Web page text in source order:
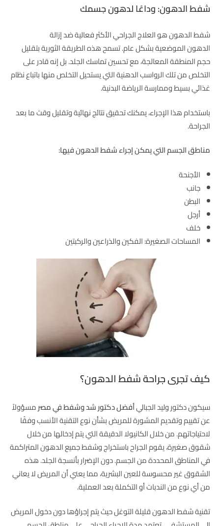
شفط الدهون: وداعًا لدهون جسمك
شفط الدهون هو العلاج الجراحي الأكثر فعالية ضد إزالة
الدهون الموضعية بشكل عام. تسمح هذه الطريقة الثورية بتقليل
حجم المنطقة المعالجة، مع تحسين تماسك الجلد. بل إنه قادر على
التخلص من تلك الرواسب الدهنية التي يستحيل التخلص منها باتباع نظام
غذائي بسيط وممارسة الرياضة البدنية.
باستخدام هذا الإجراء، يمكنك تحقيق نتائج نهائية وتقليل وقت ما بعد
الجراحة.
مناطق الجسم التي يمكن إجراء شفط الدهون فيها:
الأجنحة
جانب
البطن
أرجل
خلف
المساحات الصغيرة: الفكين والذراعين والركبتين
كيف تجرى جراحة شفط الدهون؟
سيكون دكتور وليد الجباليأفضل دكتور شد وشفط في مصرمسؤولاً
عن تقييم وتقديم المشورة للمريض بشأن نوع التقنية الأنسب وفقًا
لاحتياجاتهم. من خلال الكانيولا الدقيقة التي يتم إدخالها من خلال
شقوق صغيرة، يقوم الجراح باستخراج وشفط جميع الدهون المتراكمة
في المناطق المحددة من الجسم. دون الإضرار بأنسجة الجلد. هذه
الشقوق غير محسوسة للعين البشرية، مما يعني أن المريض لا يعاني
من أي نوع من الندبات أو التكملة بعد العملية.
تقنية شفط الدهون قليلة التوغل حيث يتم إجراؤها دون دخول المريض